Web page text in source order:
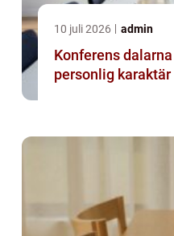
10 juli 2026 admin
Konferens dalarna när mötet får egen
personlig karaktär